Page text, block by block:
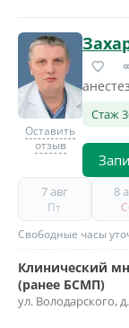
Оставить
отзыв
Стаж
7 авг
Пт
8
Свободные часы
Клинический
(ранее БСМП)
ул. Володарского,